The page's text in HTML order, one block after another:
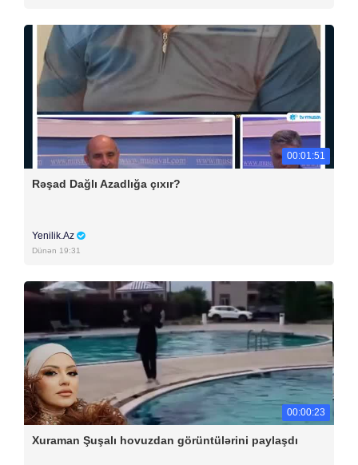
00:01:51
Rəşad Dağlı Azadlığa çıxır?
Yenilik.Az
Dünən 19:31
00:00:23
Xuraman Şuşalı hovuzdan görüntülərini paylaşdı